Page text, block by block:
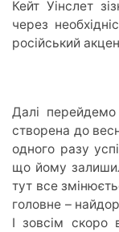
Кейт Уінслет
через
російський
Далі
створена до
одного разу
що йому
тут все
головне –
І зовсім